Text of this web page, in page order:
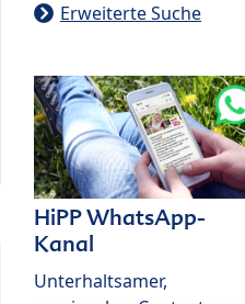
Erweiterte Suche
HiPP WhatsApp-
Kanal
Unterhaltsamer,